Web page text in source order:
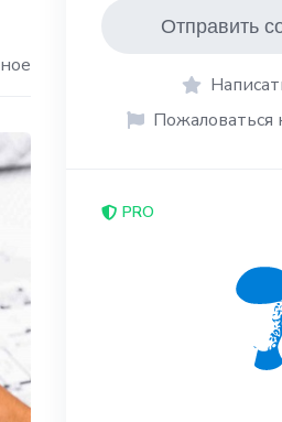
Отправить
Пожаловаться
PRO